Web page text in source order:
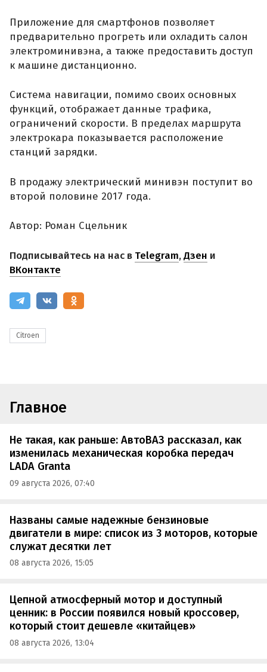
Приложение для смартфонов позволяет
предварительно прогреть или охладить салон
электроминивэна, а также предоставить доступ
к машине дистанционно.
Система навигации, помимо своих основных
функций, отображает данные трафика,
ограничений скорости. В пределах маршрута
электрокара показывается расположение
станций зарядки.
В продажу электрический минивэн поступит во
второй половине 2017 года.
Автор: Роман Сцельник
Подписывайтесь на нас в Telegram,Дзен и
ВКонтакте
Citroen
Главное
Не такая, как раньше: АвтоВАЗ рассказал, как
изменилась механическая коробка передач
LADA Granta
09 августа 2026, 07:40
Названы самые надежные бензиновые
двигатели в мире: список из 3 моторов, которые
служат десятки лет
08 августа 2026, 15:05
Цепной атмосферный мотор и доступный
ценник: в России появился новый кроссовер,
который стоит дешевле «китайцев»
08 августа 2026, 13:04